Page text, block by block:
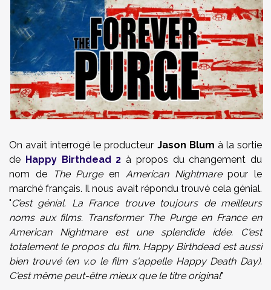
On avait interrogé le producteur Jason Blum à la sortie
de Happy Birthdead 2 à propos du changement du
nom deThe Purgeen American Nightmarepour le
marché français. Il nous avait répondu trouvé cela génial.
"C’est génial. La France trouve toujours de meilleurs
noms aux films. Transformer The Purge en France en
American Nightmare est une splendide idée. C'est
totalement le propos du film. Happy Birthdead est aussi
bien trouvé (en v.o le film s'appelle Happy Death Day).
C'est même peut-être mieux que le titre original"